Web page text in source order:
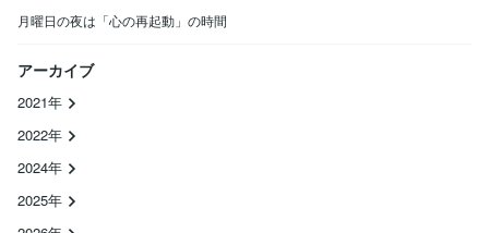
月曜日の夜は「心の再起動」の時間
アーカイブ
2021年
2022年
2024年
2025年